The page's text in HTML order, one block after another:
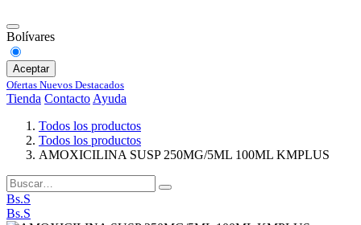
Bolívares
Aceptar
Ofertas Nuevos Destacados
Tienda Contacto Ayuda
Todos los productos
Todos los productos
AMOXICILINA SUSP 250MG/5ML 100ML KMPLUS
Bs.S
Bs.S